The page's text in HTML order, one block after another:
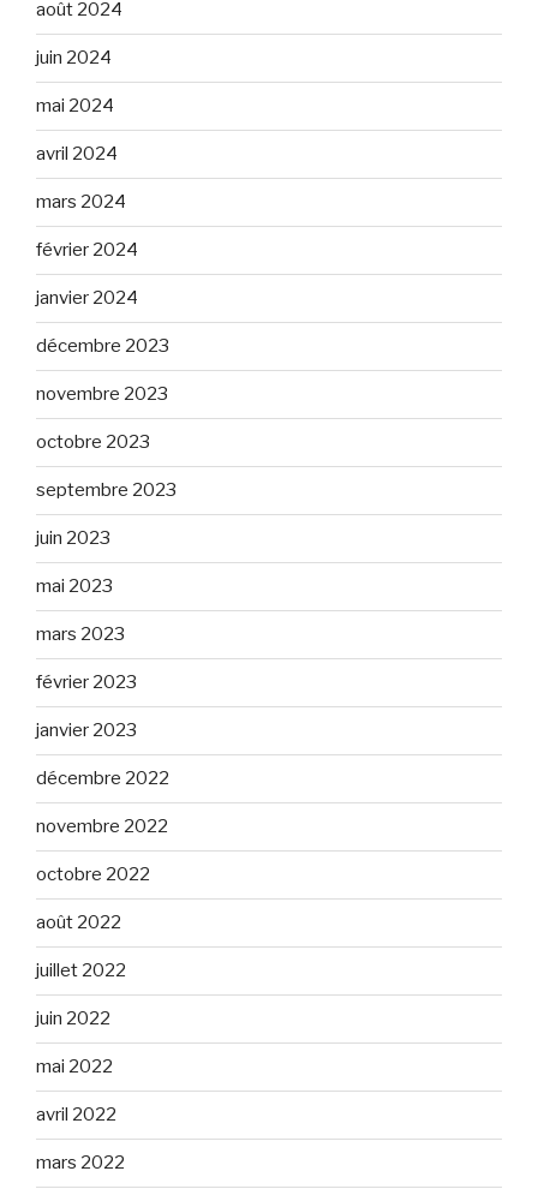
août 2024
juin 2024
mai 2024
avril 2024
mars 2024
février 2024
janvier 2024
décembre 2023
novembre 2023
octobre 2023
septembre 2023
juin 2023
mai 2023
mars 2023
février 2023
janvier 2023
décembre 2022
novembre 2022
octobre 2022
août 2022
juillet 2022
juin 2022
mai 2022
avril 2022
mars 2022